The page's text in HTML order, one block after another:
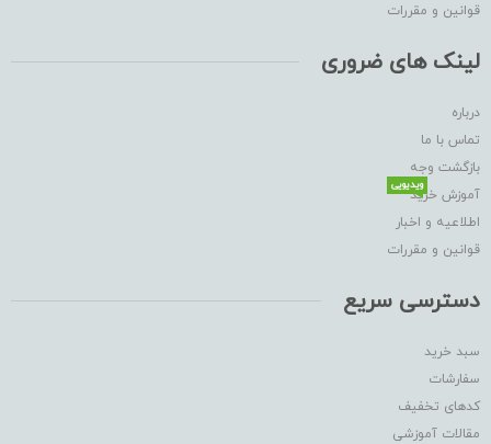
قوانین و مقررات
لینک های ضروری
درباره
تماس با ما
بازگشت وجه
آموزش خرید
ویدیویی
اطلاعیه و اخبار
قوانین و مقررات
دسترسی سریع
سبد خرید
سفارشات
کدهای تخفیف
مقالات آموزشی